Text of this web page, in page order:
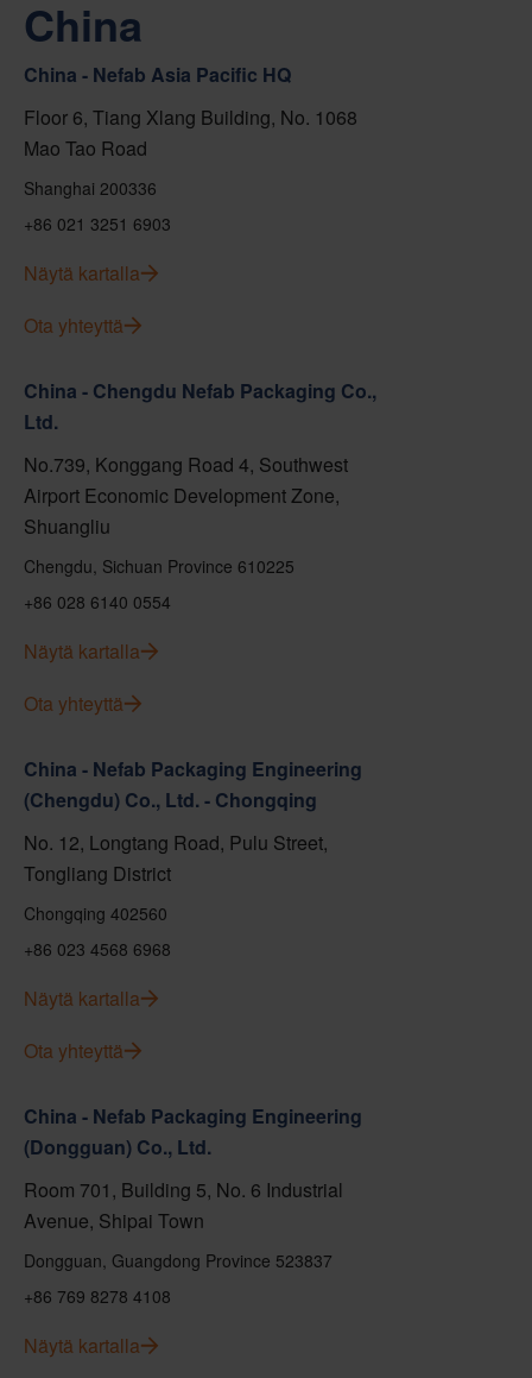
China
China - Nefab Asia Pacific HQ
Floor 6, Tiang Xlang Building, No. 1068
Mao Tao Road
Shanghai 200336
+86 021 3251 6903
Näytä kartalla
Ota yhteyttä
China - Chengdu Nefab Packaging Co.,
Ltd.
No.739, Konggang Road 4, Southwest
Airport Economic Development Zone,
Shuangliu
Chengdu, Sichuan Province 610225
+86 028 6140 0554
Näytä kartalla
Ota yhteyttä
China - Nefab Packaging Engineering
(Chengdu) Co., Ltd. - Chongqing
No. 12, Longtang Road, Pulu Street,
Tongliang District
Chongqing 402560
+86 023 4568 6968
Näytä kartalla
Ota yhteyttä
China - Nefab Packaging Engineering
(Dongguan) Co., Ltd.
Room 701, Building 5, No. 6 Industrial
Avenue, Shipai Town
Dongguan, Guangdong Province 523837
+86 769 8278 4108
Näytä kartalla